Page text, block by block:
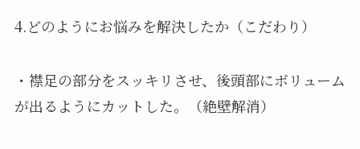
4.どのようにお悩みを解決したか（こだわり）
・襟足の部分をスッキリさせ、後頭部にボリューム
が出るようにカットした。（絶壁解消）